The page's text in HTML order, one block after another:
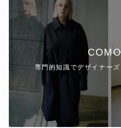
専門的知識でデザイナー